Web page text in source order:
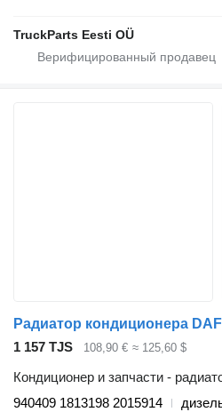
TruckParts Eesti OÜ
1 157 TJS 108,90 € ≈ 125,60 $
Кондиционер и запчасти -
940409 1813198 2015914